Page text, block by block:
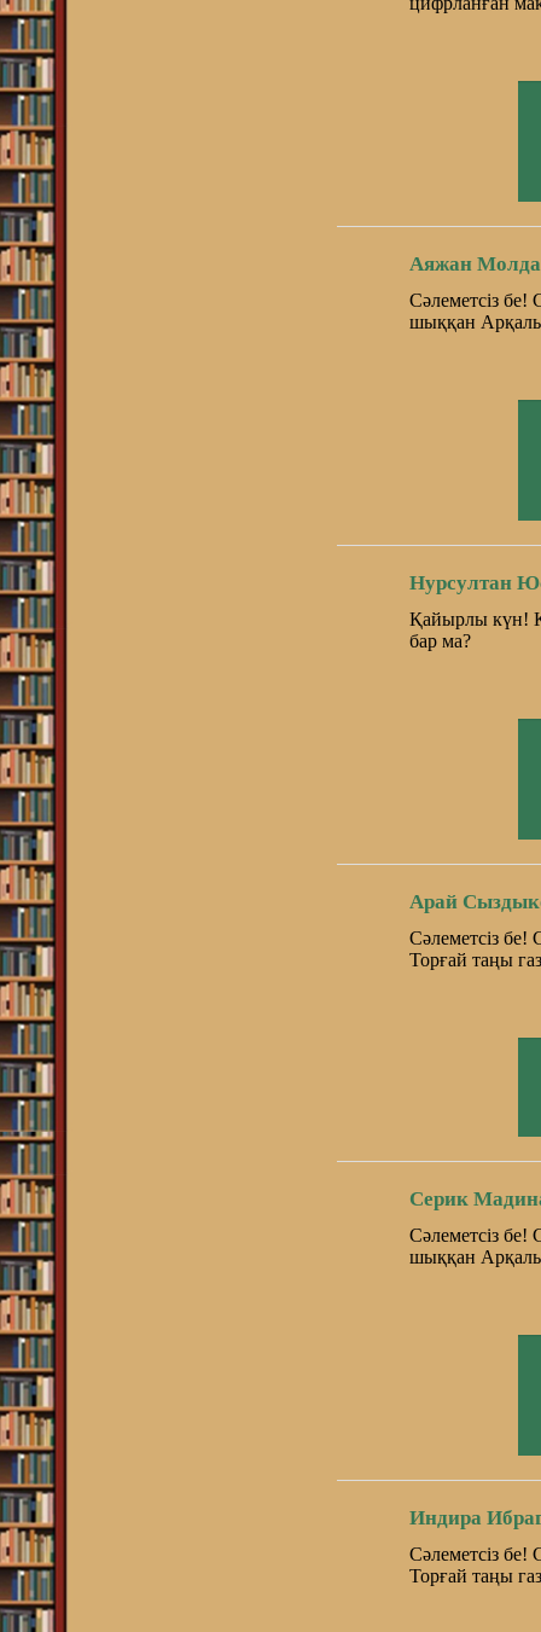
Аяжан
Сәлеметсіз бе!
шыққан
Нурсултан
Қайырлы күн!
бар ма?
Арай
Сәлеметсіз
Торғай таңы
Серик
Сәлеметсіз бе!
шыққан
Индира
Сәлеметсіз
Торғай таңы